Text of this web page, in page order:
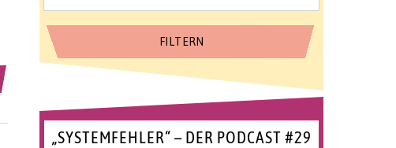
„SYSTEMFEHLER“ – DER PODCAST #29